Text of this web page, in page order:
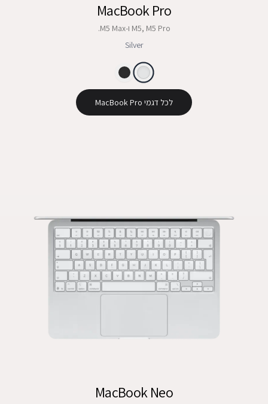
MacBook Pro
M5, M5 Pro ו-M5 Max.
Silver
לכל דגמי MacBook Pro
MacBook Neo